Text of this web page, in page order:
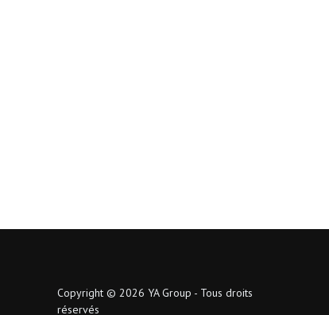
Copyright © 2026 YA Group - Tous droits
réservés